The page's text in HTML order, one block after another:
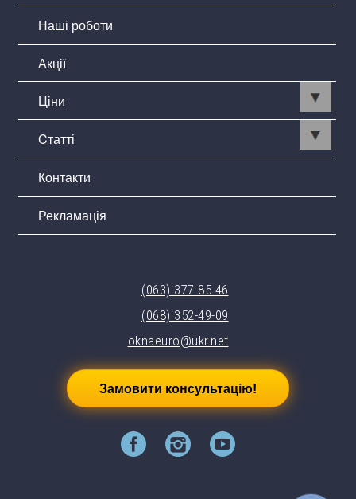
Наші роботи
Акції
Ціни
Cтатті
Контакти
Рекламація
Замовити консультацію!
(063) 377-85-46
(068) 352-49-09
oknaeuro@ukr.net